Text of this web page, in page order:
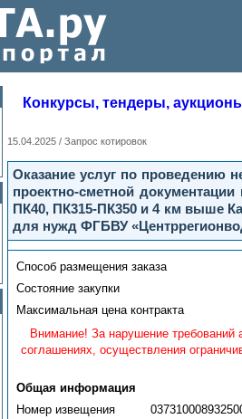
Конкурсы, тендеры,
15.04.2025 / Запрос котировок
Оказание услуг по проведению
проектно-сметной
ПК40, ПК315-ПК350 и 4 км выше
для нужд ФГБВУ
Способ размещения заказа
Состояние закупки
Максимальная цена контракта
Внимание! За нарушение требований
соглашениях, осуществления
Общая информация
Номер извещения